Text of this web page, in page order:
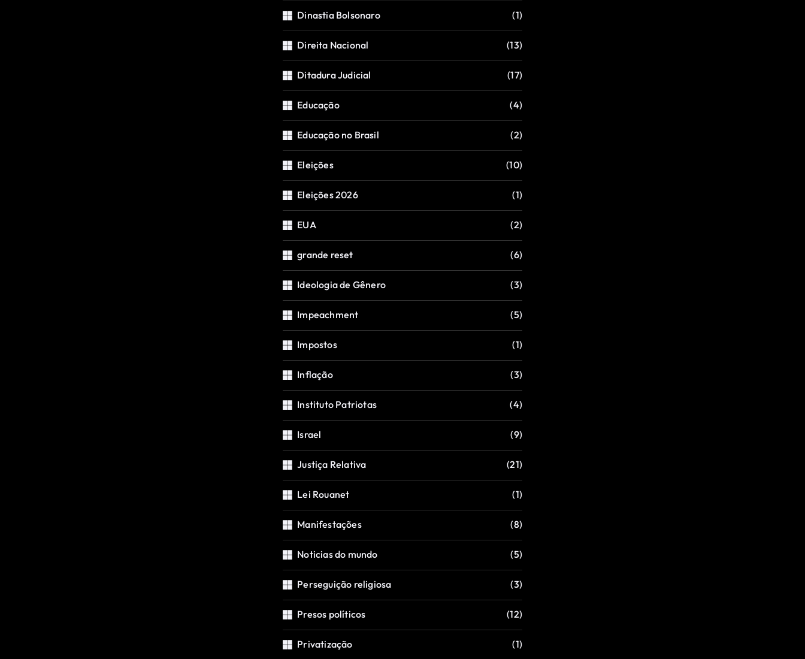
Dinastia Bolsonaro (1)
Direita Nacional (13)
Ditadura Judicial (17)
Educação (4)
Educação no Brasil (2)
Eleições (10)
Eleições 2026 (1)
EUA (2)
grande reset (6)
Ideologia de Gênero (3)
Impeachment (5)
Impostos (1)
Inflação (3)
Instituto Patriotas (4)
Israel (9)
Justiça Relativa (21)
Lei Rouanet (1)
Manifestações (8)
Noticias do mundo (5)
Perseguição religiosa (3)
Presos políticos (12)
Privatização (1)